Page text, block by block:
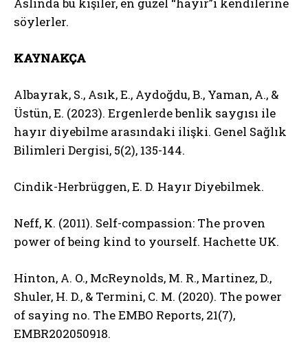
Gizlilik politikasınıokudum, onaylıyorum.
söylerler.
KAYNAKÇA
Albayrak, S., Asık, E., Aydoğdu, B., Yaman, A., &
Üstün, E. (2023). Ergenlerde benlik saygısı ile
hayır diyebilme arasındaki ilişki. Genel Sağlık
Bilimleri Dergisi, 5(2), 135-144.
Cindik-Herbrüggen, E. D. Hayır Diyebilmek.
Neff, K. (2011). Self-compassion: The proven
power of being kind to yourself. Hachette UK.
Hinton, A. O., McReynolds, M. R., Martinez, D.,
Shuler, H. D., & Termini, C. M. (2020). The power
of saying no. The EMBO Reports, 21(7),
EMBR202050918.